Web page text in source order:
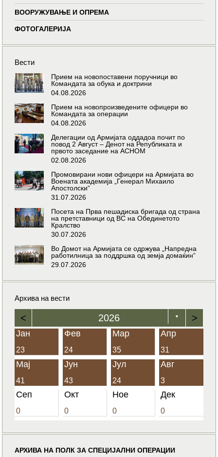
ВООРУЖУВАЊЕ И ОПРЕМА
ФОТОГАЛЕРИЈА
Вести
Прием на новопоставени поручници во
Командата за обука и доктрини
04.08.2026
Прием на новопроизведените офицери во
Командата за операции
04.08.2026
Делегации од Армијата оддадоа почит по
повод 2 Август – Денот на Републиката и
првото заседание на АСНОМ
02.08.2026
Промовирани нови офицери на Армијата во
Воената академија „Генерал Михаило
Апостолски“
31.07.2026
Посета на Прва пешадиска бригада од страна
на претставници од ВС на Обединетото
Кралство
30.07.2026
Во Домот на Армијата се одржува „Напредна
работилница за поддршка од земја домаќин“
29.07.2026
Архива на вести
< 2026 ▼ >
Јан
23
Фев
24
Мар
35
Апр
31
Мај
41
Јун
43
Јул
24
Авг
3
Сеп
0
Окт
0
Ное
0
Дек
0
АРХИВА НА ПОЛК ЗА СПЕЦИЈАЛНИ ОПЕРАЦИИ